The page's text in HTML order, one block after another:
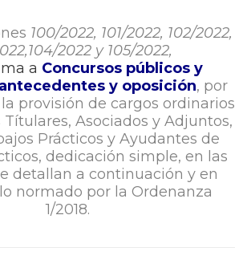
100/2022, 101/2022, 102/2022,
2022 y 105/2022,
a Concursos públicos y
y oposición, por
provisión de cargos ordinarios
Títulares, Asociados y Adjuntos,
Prácticos y Ayudantes de
dedicación simple, en las
detallan a continuación y en
normado por la Ordenanza
1/2018.